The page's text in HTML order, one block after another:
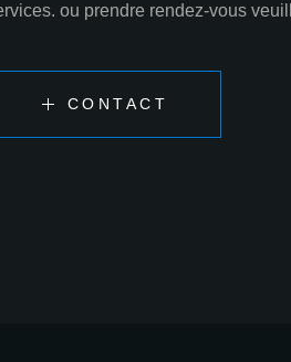
ou prendre rendez-vous
CONTACT